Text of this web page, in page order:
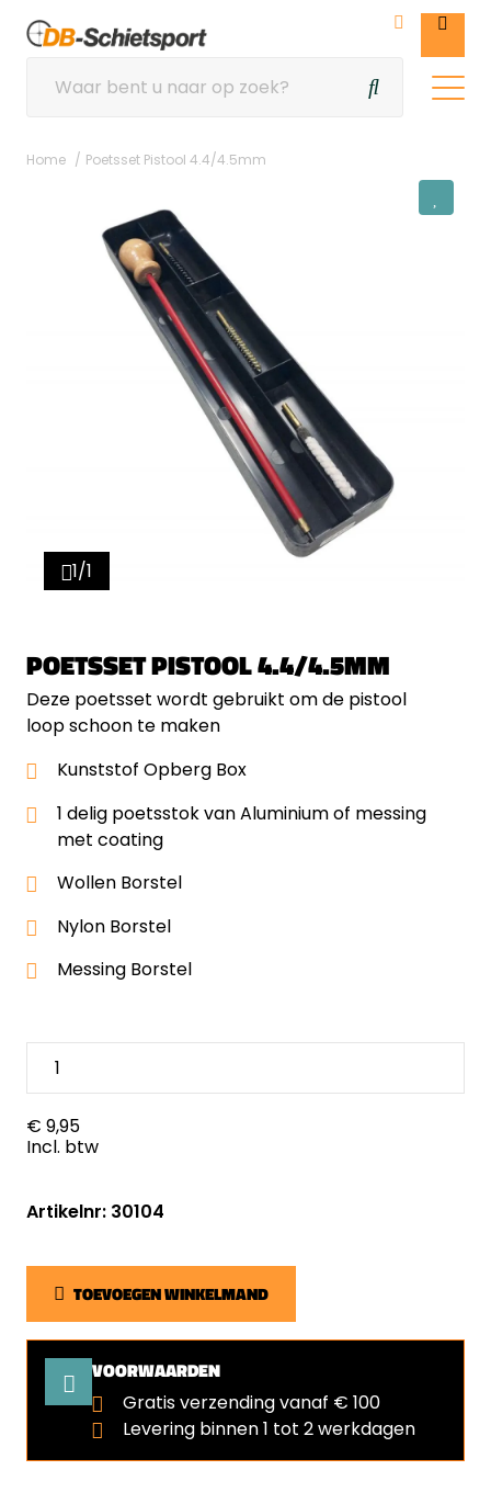
Home Poetsset Pistool 4.4/4.5mm
1/1
POETSSET PISTOOL 4.4/4.5MM
Deze poetsset wordt gebruikt om de pistool
loop schoon te maken
Kunststof Opberg Box
1 delig poetsstok van Aluminium of messing
met coating
Wollen Borstel
Nylon Borstel
Messing Borstel
€ 9,95
Incl. btw
Artikelnr: 30104
TOEVOEGEN WINKELMAND
VOORWAARDEN
Gratis verzending vanaf € 100
Levering binnen 1 tot 2 werkdagen